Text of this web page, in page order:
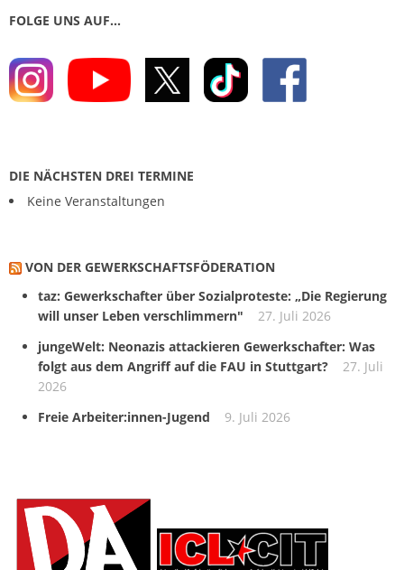
FOLGE UNS AUF…
DIE NÄCHSTEN DREI TERMINE
Keine Veranstaltungen
VON DER GEWERKSCHAFTS­FÖDERATION
taz: Gewerkschafter über Sozialproteste: „Die Regierung
will unser Leben verschlimmern"
27. Juli 2026
jungeWelt: Neonazis attackieren Gewerkschafter: Was
folgt aus dem Angriff auf die FAU in Stuttgart?
27. Juli
2026
Freie Arbeiter:innen-Jugend
9. Juli 2026